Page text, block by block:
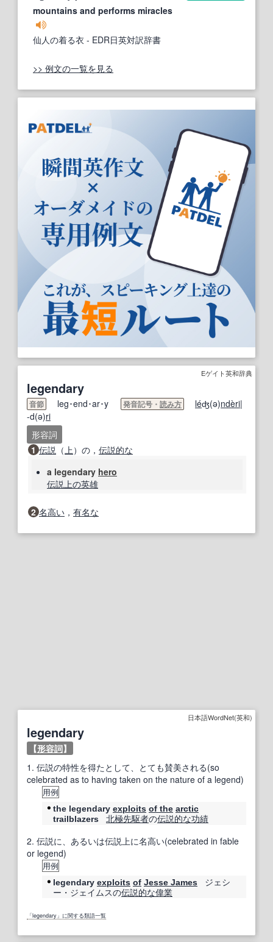
mountains and performs miracles
仙人の着る衣 - EDR日英対訳辞書
>> 例文の一覧を見る
Eゲイト英和辞典
legendary
音節 leg･end･ar･y 発音記号・ 読み方 léʤ(ə)nderi|
-d(ə)ri
形容詞
1 伝説 （上）の， 伝説的な
a legendary hero
伝説上の英雄
2 名高い ， 有名な
日本語WordNet(英和)
legendary
【形容詞】
1. 伝説の特性を得たとして、とても賛美される(so
celebrated as to having taken on the nature of a legend)
用例
the legendary exploits of the arctic
trailblazers
北極先駆者の伝説的な功績
2. 伝説に、あるいは伝説上に名高い(celebrated in fable
or legend)
用例
legendary exploits of Jesse James
ジェシ
ー・ジェイムスの伝説的な偉業
「legendary」に関する類語一覧